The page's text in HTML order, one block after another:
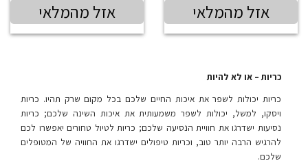
אזל מהמלאי אזל מהמלאי
כריות – או לא להיות
כריות יכולות לשפר את איכות החיים שלכם בכל מקום שרק תהיו. כריות
ויסקו, למשל, יכולות לשפר משמעותית את איכות השינה שלכם; כריות
נסיעות ישדרגו את חוויית הנסיעה שלכם; כריות לטיול טחורים יאפשרו לכם
להרגיש הרבה יותר טוב, וכריות טיפולים ישדרגו את החוויה של המטופלים
שלכם.